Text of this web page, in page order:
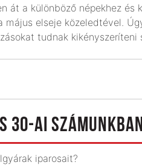
át a különböző népekhez
május elseje köze­ledtével.
tudnak kikényszeríteni
30-AI
iparosait?